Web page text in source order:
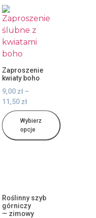
Zaproszenie
kwiaty boho
9,00 zł –
11,50 zł
Wybierz
opcje
Roślinny szyb
górniczy
— zimowy